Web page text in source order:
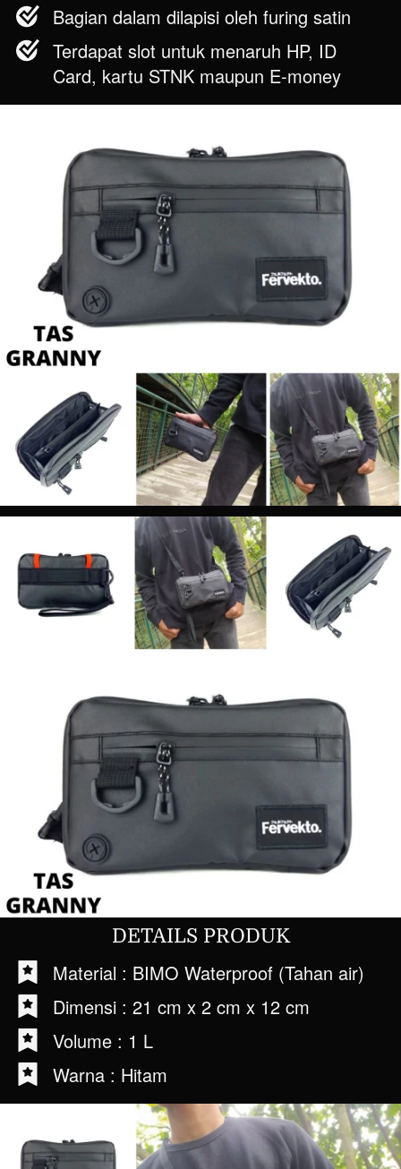
Bagian dalam dilapisi oleh furing satin
Terdapat slot untuk menaruh HP, ID
Card, kartu STNK maupun E-money
DETAILS PRODUK
Material : BIMO Waterproof (Tahan air)
Dimensi : 21 cm x 2 cm x 12 cm
Volume : 1 L
Warna : Hitam